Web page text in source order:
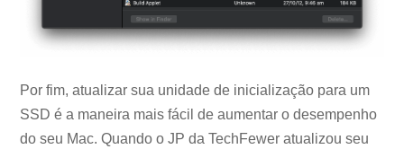
Por fim, atualizar sua unidade de inicialização para um
SSD é a maneira mais fácil de aumentar o desempenho
do seu Mac. Quando o JP da TechFewer atualizou seu